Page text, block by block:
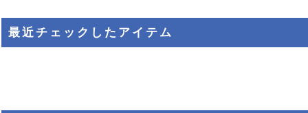
最近チェックしたアイテム